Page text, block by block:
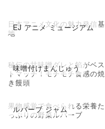
EJ アニメ ミュージアム
日本アニメ文化の魅力発信基
地
味噌付けまんじゅう
秘伝の甘味噌ダレと餡がベス
トマッチ！モチモチ食感の焼
き饅頭
ルバーブ ジャム
果物感覚で食べられる栄養た
っぷりの野菜ルバーブ